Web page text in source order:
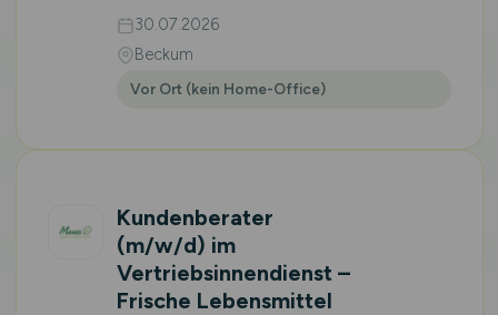
30.07.2026
Beckum
Vor Ort (kein Home-Office)
Kundenberater
(m/w/d) im
Vertriebsinnendienst –
Frische Lebensmittel